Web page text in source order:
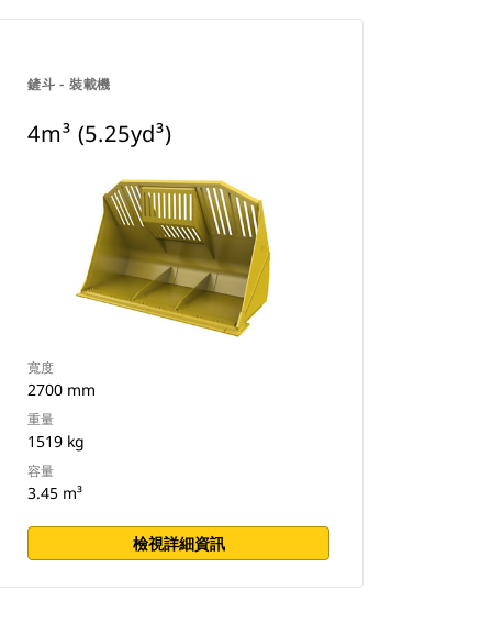
鏟斗 - 裝載機
4m³ (5.25yd³)
寬度
2700 mm
重量
1519 kg
容量
3.45 m³
檢視詳細資訊